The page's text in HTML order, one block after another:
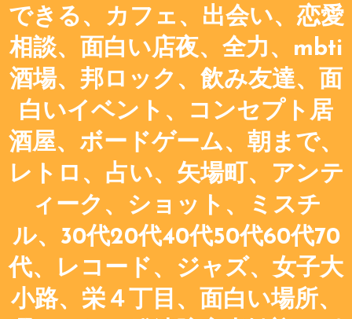
できる、カフェ、出会い、恋愛
相談、面白い店夜、全力、mbti
酒場、邦ロック、飲み友達、面
白いイベント、コンセプト居
酒屋、ボードゲーム、朝まで、
レトロ、占い、矢場町、アンテ
ィーク、ショット、ミスチ
ル、30代20代40代50代60代70
代、レコード、ジャズ、女子大
小路、栄４丁目、面白い場所、